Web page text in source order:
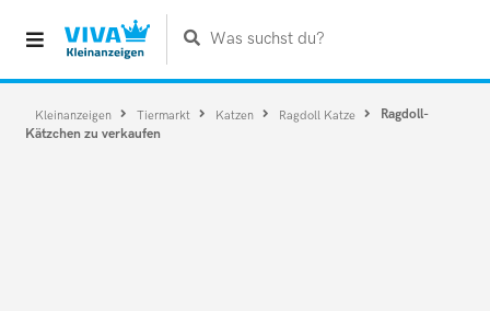
Was suchst du?
Kleinanzeigen Tiermarkt Katzen Ragdoll Katze
Ragdoll-
Kätzchen zu verkaufen